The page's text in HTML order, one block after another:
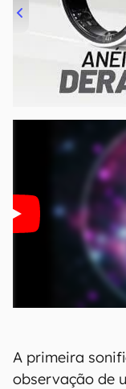
00:00/
A primeira
observação de